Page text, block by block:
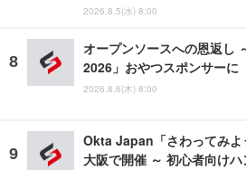
2026.8.5(水) 8:00
オープンソースへの恩返し
2026」おやつスポンサーに
2026.8.6(木) 8:00
Okta Japan「さわってみ
大阪で開催 ～ 初心者向け